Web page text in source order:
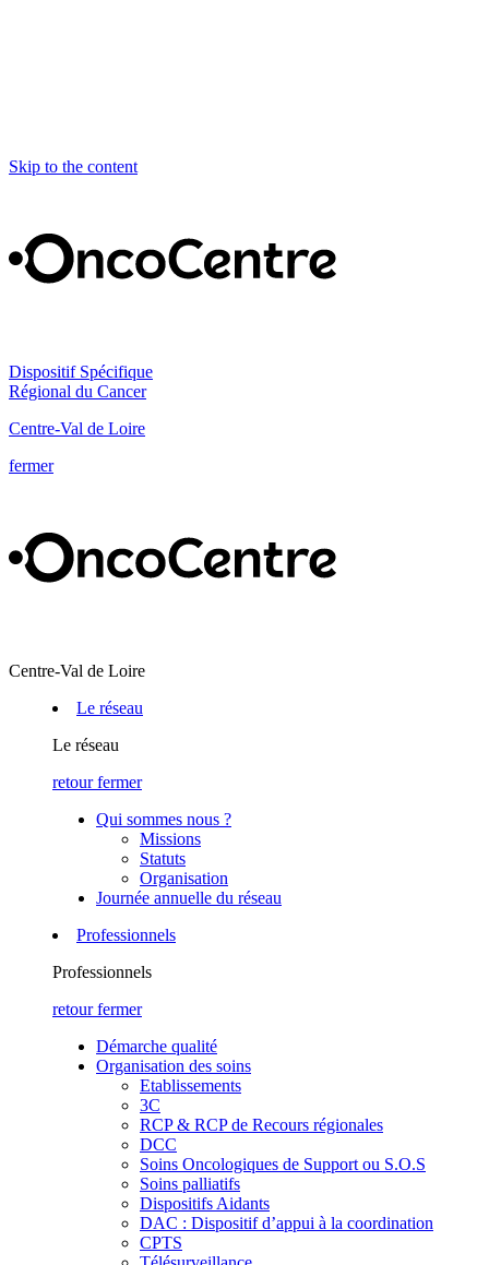
Skip to the content
Dispositif Spécifique
Régional du Cancer
Centre-Val de Loire
fermer
Centre-Val de Loire
Le réseau
Le réseau
retour fermer
Qui sommes nous ?
Missions
Statuts
Organisation
Journée annuelle du réseau
Professionnels
Professionnels
retour fermer
Démarche qualité
Organisation des soins
Etablissements
3C
RCP & RCP de Recours régionales
DCC
Soins Oncologiques de Support ou S.O.S
Soins palliatifs
Dispositifs Aidants
DAC : Dispositif d’appui à la coordination
CPTS